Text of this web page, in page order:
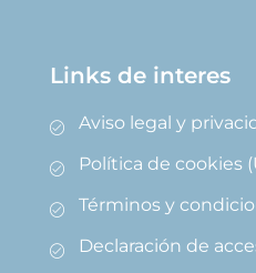
Links de interes
Aviso legal y
Política de cookies
Términos y
Declaración de